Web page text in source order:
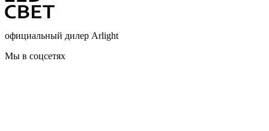
официальный дилер Arlight
Мы в соцсетях